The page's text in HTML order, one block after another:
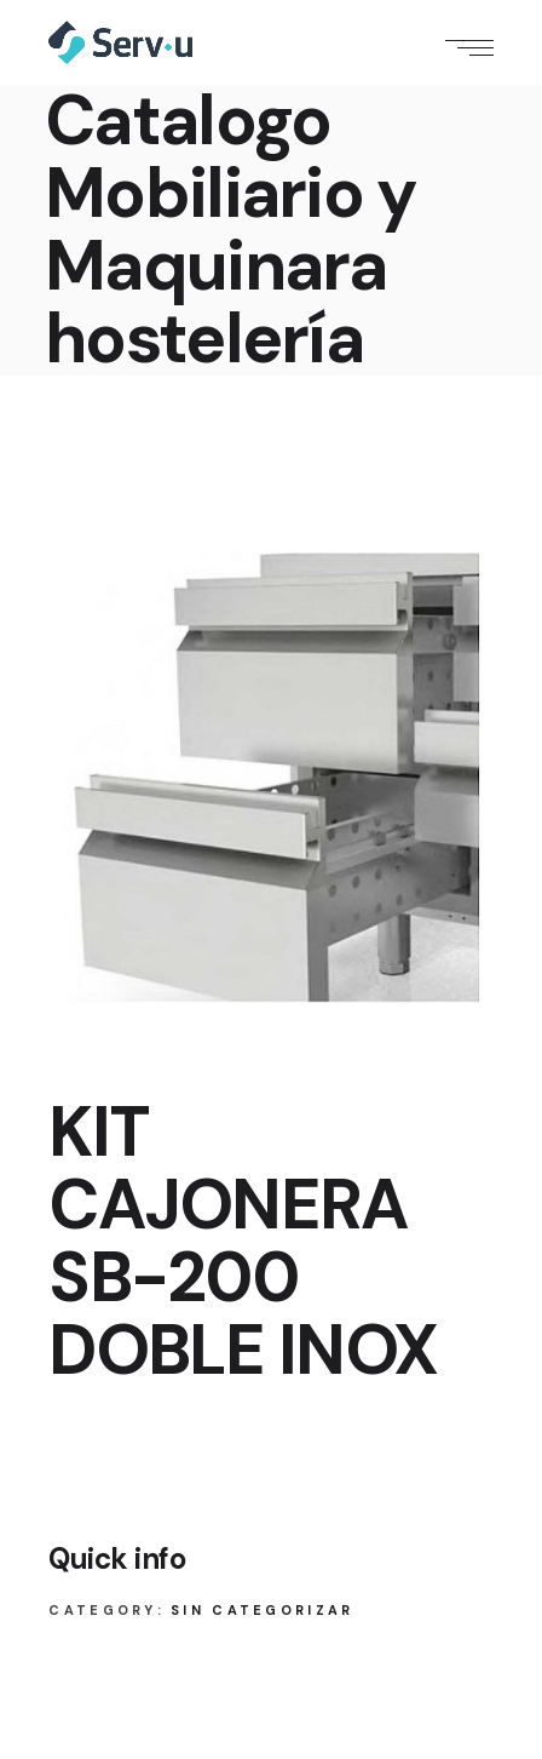
Catalogo
Mobiliario y
Maquinara
hostelería
KIT
CAJONERA
SB-200
DOBLE INOX
Quick info
CATEGORY: SIN CATEGORIZAR